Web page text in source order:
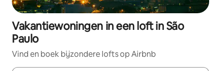
Vakantiewoningen in een loft in São
Paulo
Vind en boek bijzondere lofts op Airbnb